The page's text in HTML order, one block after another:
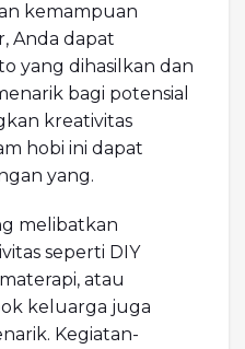
kemampuan
Anda dapat
yang dihasilkan dan
bagi potensial
kreativitas
hobi ini dapat
yang.
melibatkan
seperti DIY
atau
keluarga juga
Kegiatan-